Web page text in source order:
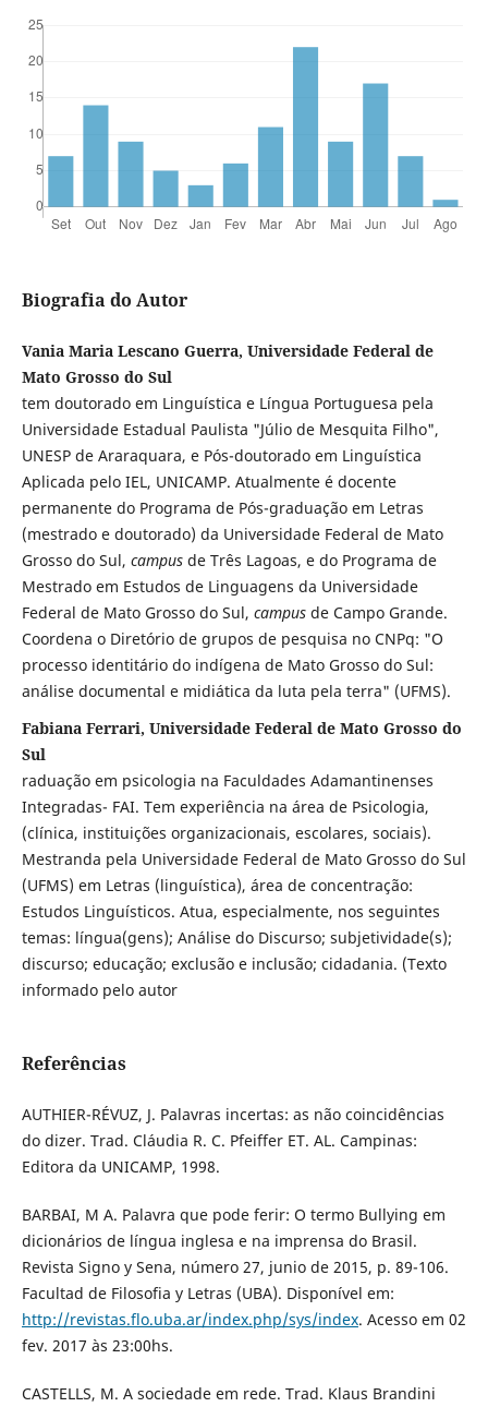
Biografia do Autor
Vania Maria Lescano Guerra, Universidade Federal de
Mato Grosso do Sul
tem doutorado em Linguística e Língua Portuguesa pela
Universidade Estadual Paulista "Júlio de Mesquita Filho",
UNESP de Araraquara, e Pós-doutorado em Linguística
Aplicada pelo IEL, UNICAMP. Atualmente é docente
permanente do Programa de Pós-graduação em Letras
(mestrado e doutorado) da Universidade Federal de Mato
Grosso do Sul, campusde Três Lagoas, e do Programa de
Mestrado em Estudos de Linguagens da Universidade
Federal de Mato Grosso do Sul, campusde Campo Grande.
Coordena o Diretório de grupos de pesquisa no CNPq: "O
processo identitário do indígena de Mato Grosso do Sul:
análise documental e midiática da luta pela terra" (UFMS).
Fabiana Ferrari, Universidade Federal de Mato Grosso do
Sul
raduação em psicologia na Faculdades Adamantinenses
Integradas- FAI. Tem experiência na área de Psicologia,
(clínica, instituições organizacionais, escolares, sociais).
Mestranda pela Universidade Federal de Mato Grosso do Sul
(UFMS) em Letras (linguística), área de concentração:
Estudos Linguísticos. Atua, especialmente, nos seguintes
temas: língua(gens); Análise do Discurso; subjetividade(s);
discurso; educação; exclusão e inclusão; cidadania. (Texto
informado pelo autor
Referências
AUTHIER-RÉVUZ, J. Palavras incertas: as não coincidências
do dizer. Trad. Cláudia R. C. Pfeiffer ET. AL. Campinas:
Editora da UNICAMP, 1998.
BARBAI, M A. Palavra que pode ferir: O termo Bullying em
dicionários de língua inglesa e na imprensa do Brasil.
Revista Signo y Sena, número 27, junio de 2015, p. 89-106.
Facultad de Filosofia y Letras (UBA). Disponível em:
http://revistas.flo.uba.ar/index.php/sys/index. Acesso em 02
fev. 2017 às 23:00hs.
CASTELLS, M. A sociedade em rede. Trad. Klaus Brandini